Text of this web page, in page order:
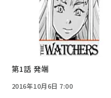
第1話 発端
2016年10月6日 7:00